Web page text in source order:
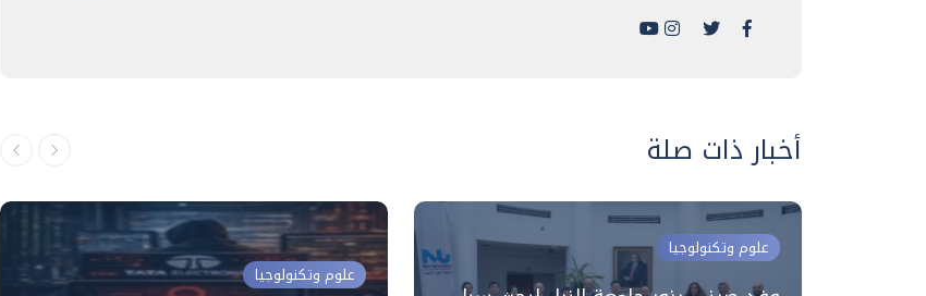
أخبار ذات صلة
علوم وتكنولوجيا
علوم وتكنولوجيا